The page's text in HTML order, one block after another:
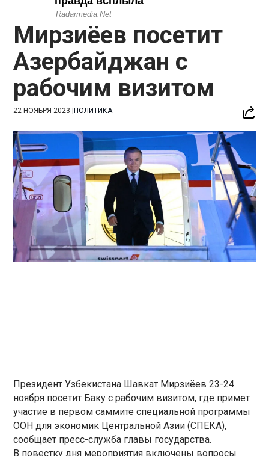
Мирзиёев посетит
Азербайджан с
рабочим визитом
22 НОЯБРЯ 2023 |ПОЛИТИКА
Президент Узбекистана Шавкат Мирзиёев 23-24
ноября посетит Баку с рабочим визитом, где примет
участие в первом саммите специальной программы
ООН для экономик Центральной Азии (СПЕКА),
сообщает пресс-служба главы государства.
В повестку дня мероприятия включены вопросы